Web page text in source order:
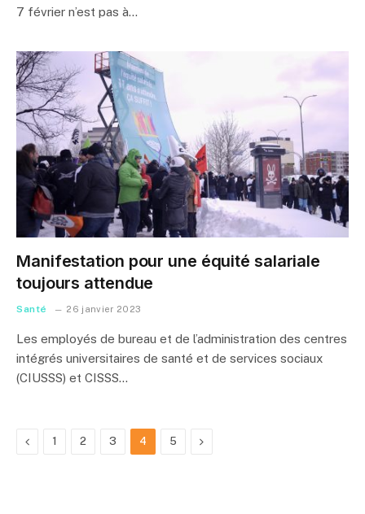
7 février n’est pas à…
Manifestation pour une équité salariale
toujours attendue
Santé 26 janvier 2023
Les employés de bureau et de l’administration des centres
intégrés universitaires de santé et de services sociaux
(CIUSSS) et CISSS…
Previous
1 2 3 4 5 Next